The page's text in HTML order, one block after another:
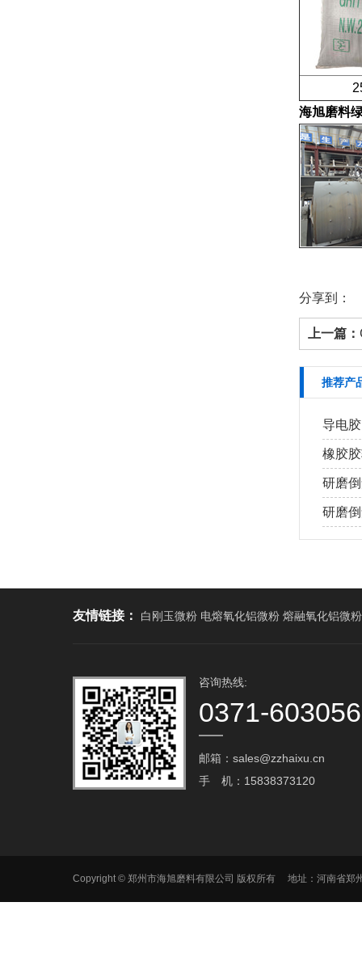
25公
海旭磨料
分享到：
上一篇：
推荐产
导电
橡胶
研磨
研磨
友情链接： 白刚玉微粉 电熔氧化铝微粉 熔融氧化铝微粉
咨询热线:
0371-
邮箱：sales@zzhaixu.cn
手 机：15838373120
Copyright © 郑州市海旭磨料有限公司 版权所有 地址：河南省